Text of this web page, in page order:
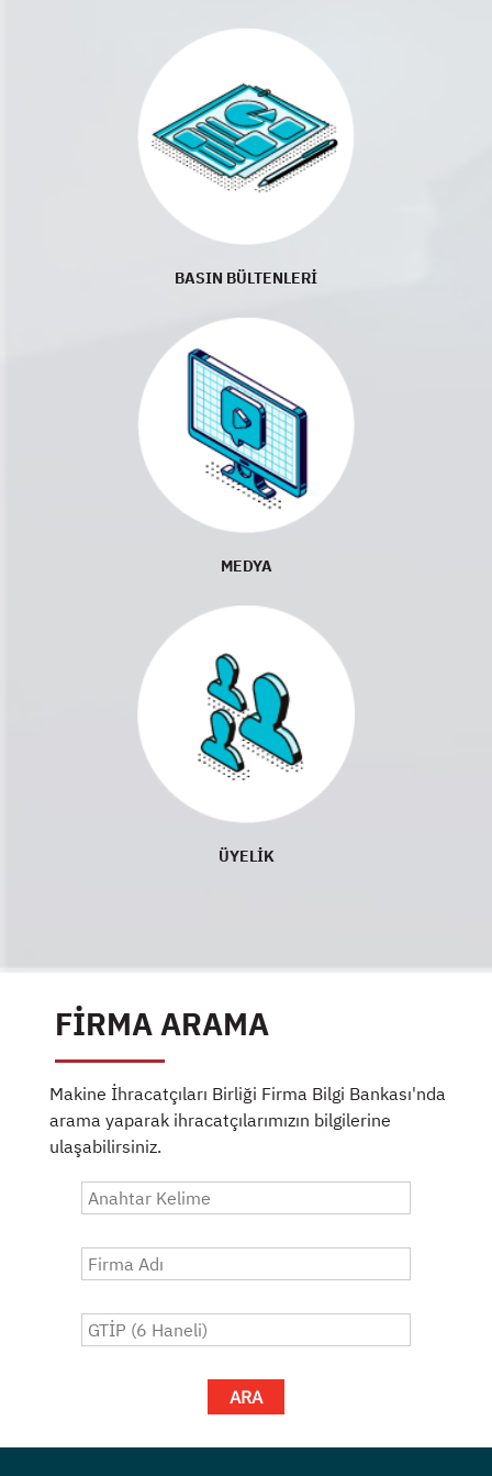
BASIN BÜLTENLERİ
MEDYA
ÜYELİK
FİRMA ARAMA
Makine İhracatçıları Birliği Firma Bilgi Bankası'nda
arama yaparak ihracatçılarımızın bilgilerine
ulaşabilirsiniz.
ARA